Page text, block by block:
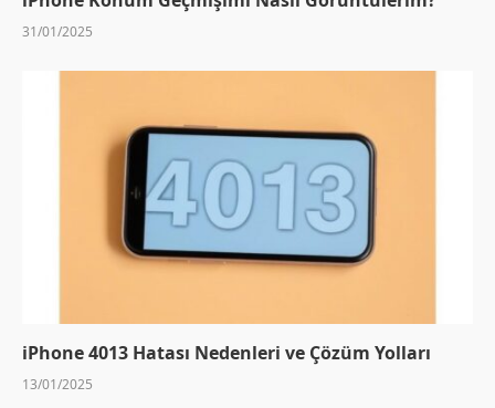
31/01/2025
iPhone 4013 Hatası Nedenleri ve Çözüm Yolları
13/01/2025